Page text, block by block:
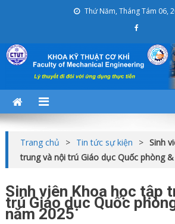
Thứ Năm, Tháng Tám 06,
Khoa Kỹ thuật Cơ
KHOAKTCK
Trang chủ > Tin tức sự kiện > Sinh
trung và nội trú Giáo dục Quốc phòng
Sinh viên Khoa học tập
trú Giáo dục Quốc
năm 2025